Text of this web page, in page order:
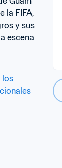
la FIFA,
y sus
escena
los